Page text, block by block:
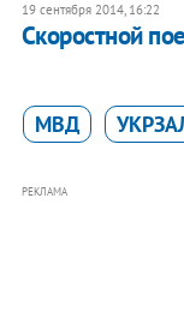
19 сентября 2014, 16:22
Скоростной
МВД
РЕКЛАМА